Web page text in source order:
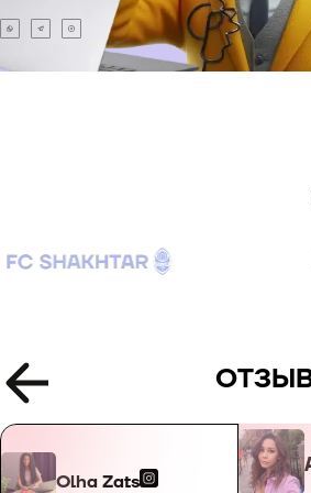
Olha Zats